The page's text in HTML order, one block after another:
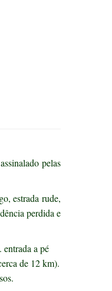
pelas
estrada rude,
perdida e
a pé
de 12 km).